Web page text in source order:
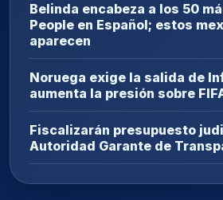
Belinda encabeza a los 50
People en Español; estos
aparecen
Noruega exige la salida de
aumenta la presión sobre
Fiscalizarán presupuesto
Autoridad Garante de